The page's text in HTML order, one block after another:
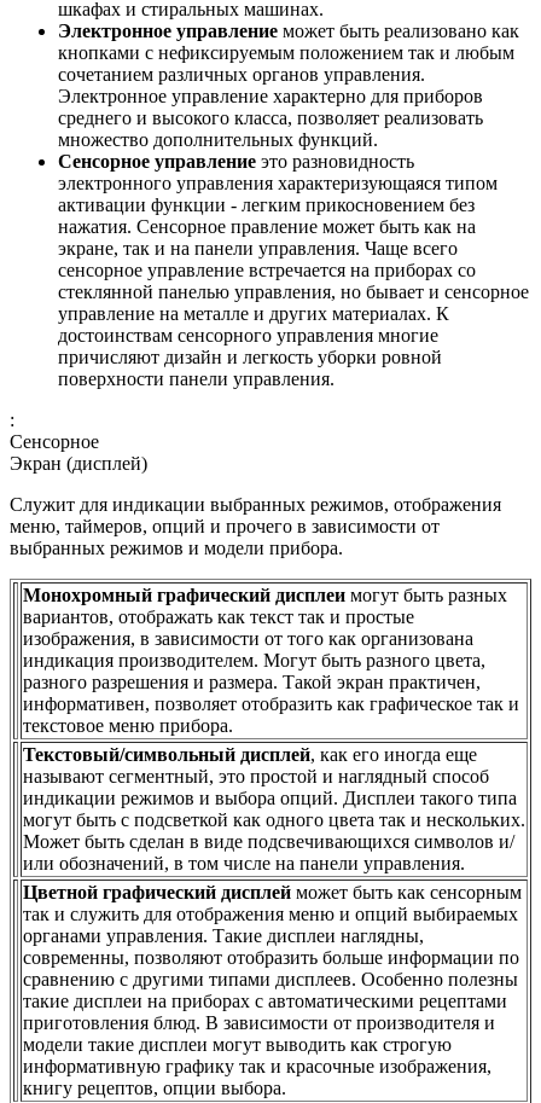
шкафах и стиральных машинах.
Электронное управление может быть реализовано как
кнопками с нефиксируемым положением так и любым
сочетанием различных органов управления.
Электронное управление характерно для приборов
среднего и высокого класса, позволяет реализовать
множество дополнительных функций.
Сенсорное управление это разновидность
электронного управления характеризующаяся типом
активации функции - легким прикосновением без
нажатия. Сенсорное правление может быть как на
экране, так и на панели управления. Чаще всего
сенсорное управление встречается на приборах со
стеклянной панелью управления, но бывает и сенсорное
управление на металле и других материалах. К
достоинствам сенсорного управления многие
причисляют дизайн и легкость уборки ровной
поверхности панели управления.
:
Сенсорное
Экран (дисплей)
Служит для индикации выбранных режимов, отображения
меню, таймеров, опций и прочего в зависимости от
выбранных режимов и модели прибора.
Монохромный графический дисплеи могут быть разных
вариантов, отображать как текст так и простые
изображения, в зависимости от того как организована
индикация производителем. Могут быть разного цвета,
разного разрешения и размера. Такой экран практичен,
информативен, позволяет отобразить как графическое так и
текстовое меню прибора.
Текстовый/символьный дисплей, как его иногда еще
называют сегментный, это простой и наглядный способ
индикации режимов и выбора опций. Дисплеи такого типа
могут быть с подсветкой как одного цвета так и нескольких.
Может быть сделан в виде подсвечивающихся символов и/
или обозначений, в том числе на панели управления.
Цветной графический дисплей может быть как сенсорным
так и служить для отображения меню и опций выбираемых
органами управления. Такие дисплеи наглядны,
современны, позволяют отобразить больше информации по
сравнению с другими типами дисплеев. Особенно полезны
такие дисплеи на приборах с автоматическими рецептами
приготовления блюд. В зависимости от производителя и
модели такие дисплеи могут выводить как строгую
информативную графику так и красочные изображения,
книгу рецептов, опции выбора.